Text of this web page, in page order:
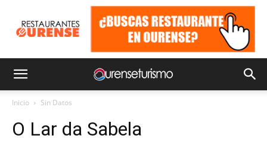
Inicio Sin Datos
O Lar da Sabela